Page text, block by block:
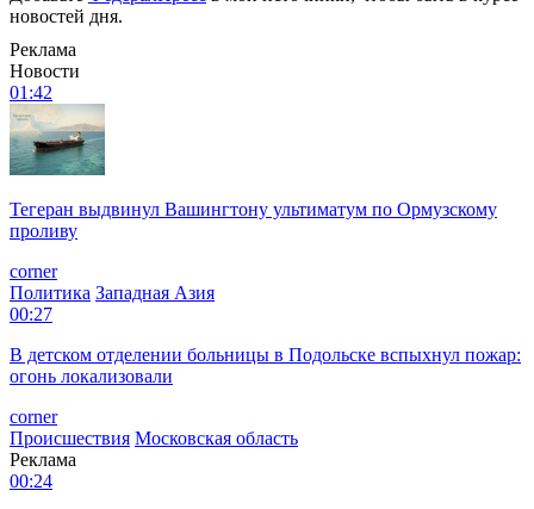
новостей дня.
Реклама
Новости
01:42
Тегеран выдвинул Вашингтону ультиматум по Ормузскому
проливу
corner
Политика Западная Азия
00:27
В детском отделении больницы в Подольске вспыхнул пожар:
огонь локализовали
corner
Происшествия Московская область
Реклама
00:24